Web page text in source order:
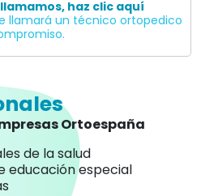
haz clic aquí
llamará un técnico ortopedico
Ortoespaña
de la salud
educación especial